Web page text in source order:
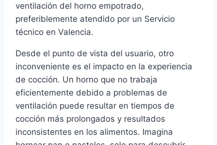
ventilación del horno empotrado,
preferiblemente atendido por un Servicio
técnico en Valencia.
Desde el punto de vista del usuario, otro
inconveniente es el impacto en la experiencia
de cocción. Un horno que no trabaja
eficientemente debido a problemas de
ventilación puede resultar en tiempos de
cocción más prolongados y resultados
inconsistentes en los alimentos. Imagina